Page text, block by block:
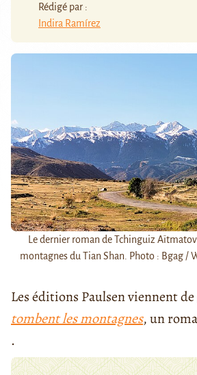
Rédigé par :
Indira Ramírez
Le dernier roman de Tchinguiz
montagnes du Tian Shan. Photo : Bgag /
Les éditions Paulsen viennent
tombent les montagnes, un
.